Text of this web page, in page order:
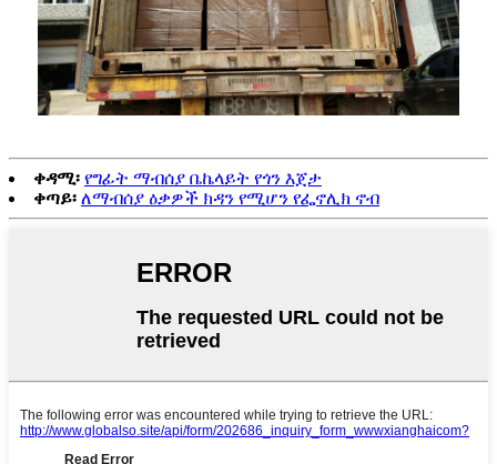
ቀዳሚ፡ የግፊት ማብሰያ ቤኬላይት የጎን እጀታ
ቀጣይ፡ ለማብሰያ ዕቃዎች ክዳን የሚሆን የፌኖሊክ ኖብ